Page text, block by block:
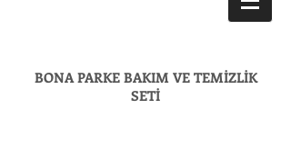
BONA PARKE BAKIM VE TEMİZLİK
SETİ